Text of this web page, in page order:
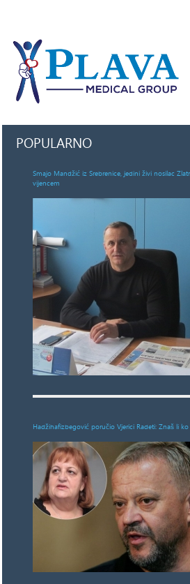
POPULARNO
Smajo Mandžić iz Srebrenice, jedini živi nosilac
vijencem
Hadžihafizbegović poručio Vjerici Radeti: Znaš li